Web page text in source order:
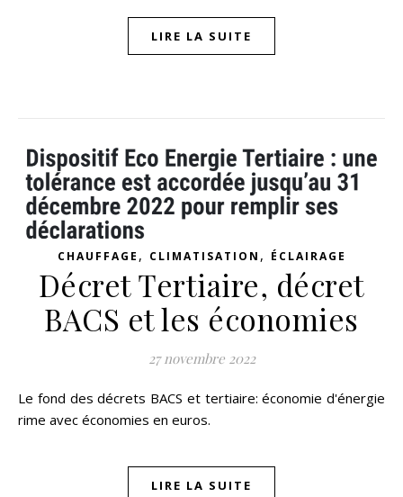
LIRE LA SUITE
CHAUFFAGE , CLIMATISATION , ÉCLAIRAGE
Décret Tertiaire, décret
BACS et les économies
27 novembre 2022
Le fond des décrets BACS et tertiaire: économie d'énergie
rime avec économies en euros.
LIRE LA SUITE